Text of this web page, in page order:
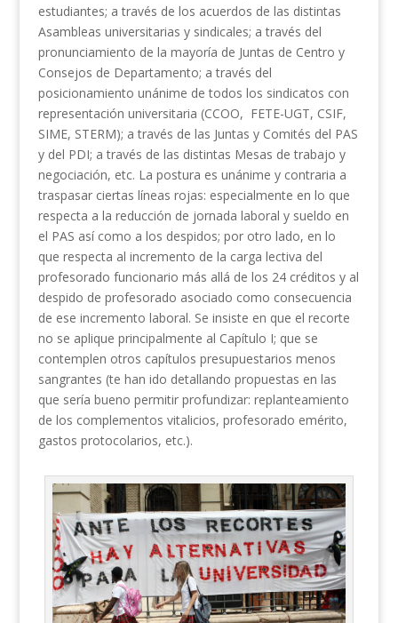
estudiantes; a través de los acuerdos de las distintas
Asambleas universitarias y sindicales; a través del
pronunciamiento de la mayoría de Juntas de Centro y
Consejos de Departamento; a través del
posicionamiento unánime de todos los sindicatos con
representación universitaria (CCOO, FETE-UGT, CSIF,
SIME, STERM); a través de las Juntas y Comités del PAS
y del PDI; a través de las distintas Mesas de trabajo y
negociación, etc. La postura es unánime y contraria a
traspasar ciertas líneas rojas: especialmente en lo que
respecta a la reducción de jornada laboral y sueldo en
el PAS así como a los despidos; por otro lado, en lo
que respecta al incremento de la carga lectiva del
profesorado funcionario más allá de los 24 créditos y al
despido de profesorado asociado como consecuencia
de ese incremento laboral. Se insiste en que el recorte
no se aplique principalmente al Capítulo I; que se
contemplen otros capítulos presupuestarios menos
sangrantes (te han ido detallando propuestas en las
que sería bueno permitir profundizar: replanteamiento
de los complementos vitalicios, profesorado emérito,
gastos protocolarios, etc.).